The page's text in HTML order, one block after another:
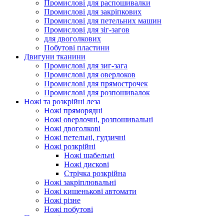
Промислові для распошивалки
Промислові для закріпкових
Промислові для петельних машин
Промислові для зіг-загов
для двоголкових
Побутові пластини
Двигуни тканини
Промислові для зиг-зага
Промислові для оверлоков
Промислові для прямострочек
Промислові для розпошивалок
Ножі та розкрійні леза
Ножі пряморядні
Ножі оверлочні, розпошивальні
Ножі двоголкові
Ножі петельні, гудзичні
Ножі розкрійні
Ножі шабельні
Ножі дискові
Стрічка розкрійна
Ножі закріплювальні
Ножі кишенькові автомати
Ножі різне
Ножі побутові